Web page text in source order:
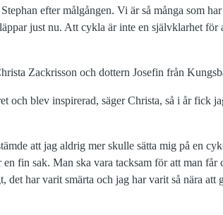
efter målgången. Vi är så många som
just nu. Att cykla är inte en självklarhet
Zackrisson och dottern Josefin från
och blev inspirerad, säger Christa, så i år fick
att jag aldrig mer skulle sätta mig på en
fin sak. Man ska vara tacksam för att man
har varit smärta och jag har varit så nära att